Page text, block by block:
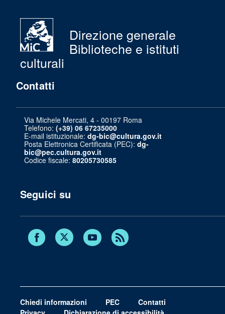
Direzione generale
Biblioteche e istituti
culturali
Contatti
Via Michele Mercati, 4 - 00197 Roma
Telefono: (+39) 06 67235000
E-mail istituzionale: dg-bic@cultura.gov.it
Posta Elettronica Certificata (PEC): dg-
bic@pec.cultura.gov.it
Codice fiscale: 80205730585
Seguici su
Facebook Twitter Youtube
Chiedi informazioni PEC
Contatti